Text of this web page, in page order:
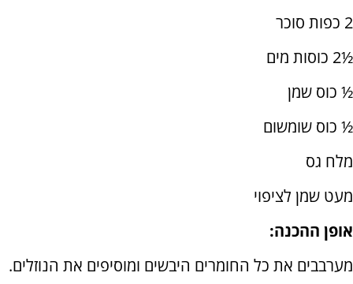
2 כפות סוכר
½2 כוסות מים
½ כוס שמן
½ כוס שומשום
מלח גס
מעט שמן לציפוי
אופן ההכנה:
מערבבים את כל החומרים היבשים ומוסיפים את הנוזלים.